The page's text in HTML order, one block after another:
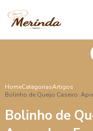
HomeCategoriasArtigos
Bolinho de Queijo Caseiro:
Bolinho de